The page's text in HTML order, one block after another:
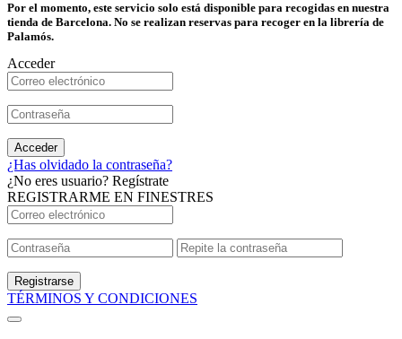
Por el momento, este servicio solo está disponible para recogidas en nuestra
tienda de Barcelona. No se realizan reservas para recoger en la librería de
Palamós.
Acceder
Acceder
¿Has olvidado la contraseña?
¿No eres usuario? Regístrate
REGISTRARME EN FINESTRES
Registrarse
TÉRMINOS Y CONDICIONES